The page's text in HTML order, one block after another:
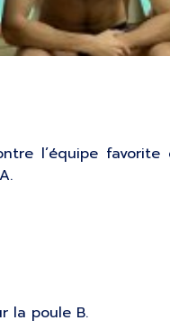
l’équipe
la poule B.